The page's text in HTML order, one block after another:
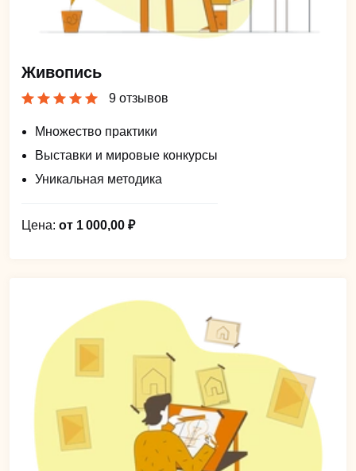
Живопись
9 отзывов
Множество практики
Выставки и мировые конкурсы
Уникальная методика
Цена: от 1 000,00 ₽